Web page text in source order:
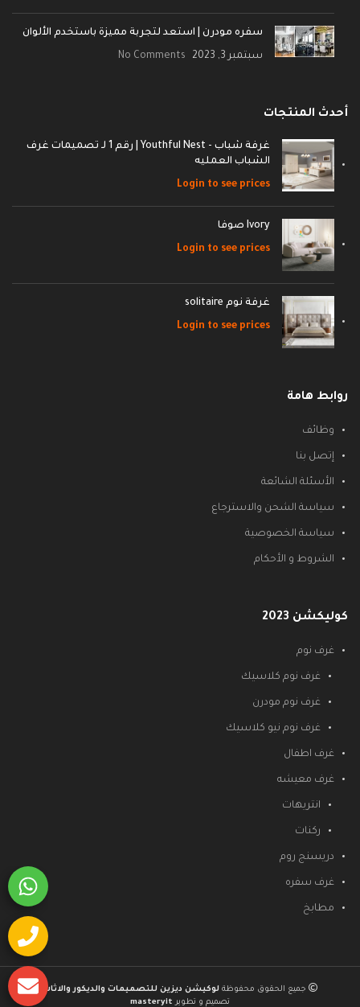
سفره مودرن | استعد لتجربة مميزة باستخدم الألوان
سبتمبر 3, 2023 No Comments
أحدث المنتجات
غرفة شباب - Youthful Nest | رقم 1 لـ تصميمات غرف
الشباب العمليه
Login to see prices
Ivory صوفا
Login to see prices
غرفة نوم solitaire
Login to see prices
روابط هامة
وظائف
إتصل بنا
الأسئلة الشائعة
سياسة الشحن والاسترجاع
سياسة الخصوصية
الشروط و الأحكام
كوليكشن 2023
غرف نوم
غرف نوم كلاسيك
غرف نوم مودرن
غرف نوم نيو كلاسيك
غرف اطفال
غرف معيشه
انتريهات
ركنات
دريسنج روم
غرف سفره
مطابخ
جميع الحقوق محفوظة لوكيشن ديزين للتصميمات والديكور والاثاث
تصميم و تطوير masteryit